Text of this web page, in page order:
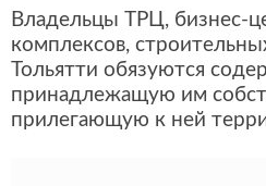
Владельцы ТРЦ, бизнес-
комплексов,
Тольятти обязуются
принадлежащую им
прилегающую к ней